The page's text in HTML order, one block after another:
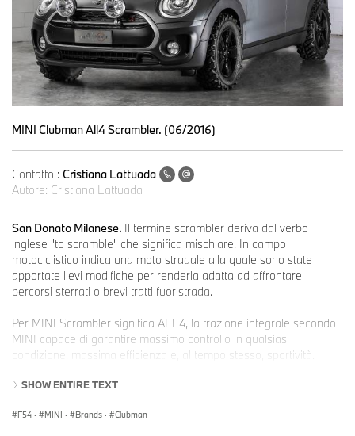
MINI Clubman All4 Scrambler. (06/2016)
Contatto : Cristiana Lattuada
Autore: Cristiana Lattuada
San Donato Milanese. Il termine scrambler deriva dal verbo
inglese "to scramble" che significa mischiare. In campo
motociclistico indica una moto stradale alla quale sono state
apportate lievi modifiche per renderla adatta ad affrontare
percorsi sterrati o brevi tratti fuoristrada.
Per MINI Scrambler significa ALL4, la trazione integrale secondo
MINI capace di garantire massimo controllo in qualsiasi
condizione, massima efficienza e, al tempo stesso, sportività.
Dall’unione della MINI Clubman All4 con BMW R nineT Scrambler
porta avanti la lunga serie di pezzi unici realizzati da MINI in Italia
SHOW ENTIRE TEXT
F54 · MINI · Brands · Clubman